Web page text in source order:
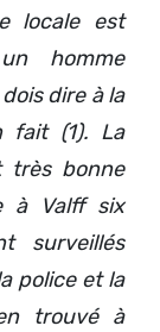
locale est
homme
dire à la
fait (1). La
très bonne
à Valff six
surveillés
police et la
trouvé à